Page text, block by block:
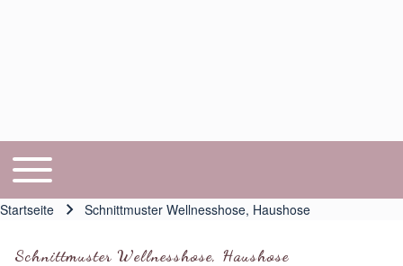
Hauptnavigation
Toggle main menu
Startseite Schnittmuster Wellnesshose, Haushose
Schnittmuster Wellnesshose, Haushose